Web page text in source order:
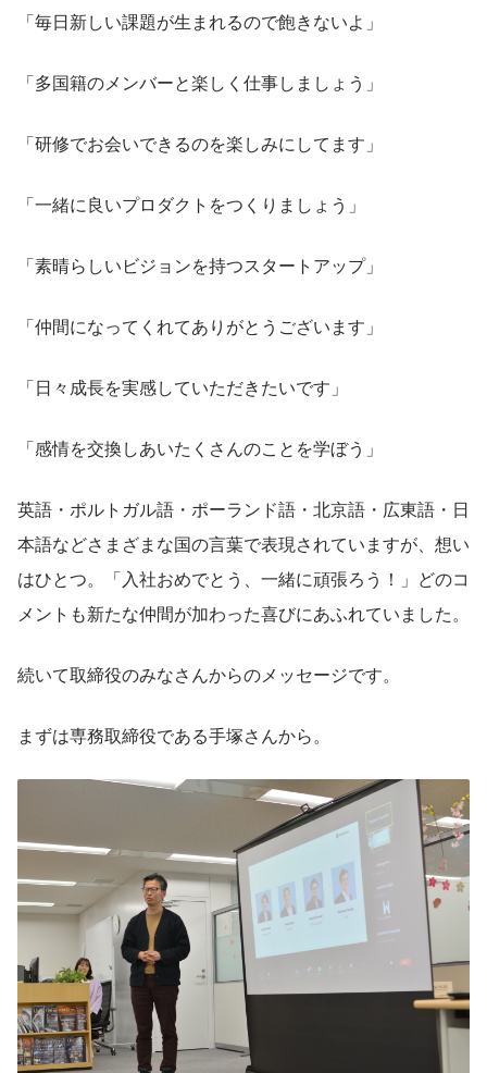
「毎日新しい課題が生まれるので飽きないよ」
「多国籍のメンバーと楽しく仕事しましょう」
「研修でお会いできるのを楽しみにしてます」
「一緒に良いプロダクトをつくりましょう」
「素晴らしいビジョンを持つスタートアップ」
「仲間になってくれてありがとうございます」
「日々成長を実感していただきたいです」
「感情を交換しあいたくさんのことを学ぼう」
英語・ポルトガル語・ポーランド語・北京語・広東語・日
本語などさまざまな国の言葉で表現されていますが、想い
はひとつ。「入社おめでとう、一緒に頑張ろう！」どのコ
メントも新たな仲間が加わった喜びにあふれていました。
続いて取締役のみなさんからのメッセージです。
まずは専務取締役である手塚さんから。